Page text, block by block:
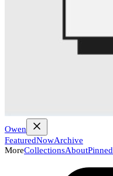
Owen
FeaturedNowArchive
MoreCollectionsAboutPinned